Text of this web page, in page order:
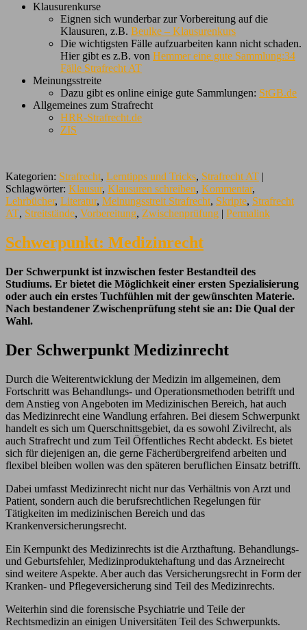
Klausurenkurse
Eignen sich wunderbar zur Vorbereitung auf die
Klausuren, z.B. Beulke – Klausurenkurs
Die wichtigsten Fälle aufzuarbeiten kann nicht schaden.
Hier gibt es z.B. von Hemmer eine gute Sammlung:34
Fälle Strafrecht AT
Meinungsstreite
Dazu gibt es online einige gute Sammlungen: StGB.de
Allgemeines zum Strafrecht
HRR-Strafrecht.de
ZIS
Kategorien: Strafrecht, Lerntipps und Tricks, Strafrecht AT |
Schlagwörter: Klausur, Klausuren schreiben, Kommentar,
Lehrbücher, Literatur, Meinungsstreit Strafrecht, Skripte, Strafrecht
AT, Streitstände, Vorbereitung, Zwischenprüfung | Permalink
Schwerpunkt: Medizinrecht
Der Schwerpunkt ist inzwischen fester Bestandteil des
Studiums. Er bietet die Möglichkeit einer ersten Spezialisierung
oder auch ein erstes Tuchfühlen mit der gewünschten Materie.
Nach bestandener Zwischenprüfung steht sie an: Die Qual der
Wahl.
Der Schwerpunkt Medizinrecht
Durch die Weiterentwicklung der Medizin im allgemeinen, dem
Fortschritt was Behandlungs- und Operationsmethoden betrifft und
dem Anstieg von Angeboten im Medizinischen Bereich, hat auch
das Medizinrecht eine Wandlung erfahren. Bei diesem Schwerpunkt
handelt es sich um Querschnittsgebiet, da es sowohl Zivilrecht, als
auch Strafrecht und zum Teil Öffentliches Recht abdeckt. Es bietet
sich für diejenigen an, die gerne Fächerübergreifend arbeiten und
flexibel bleiben wollen was den späteren beruflichen Einsatz betrifft.
Dabei umfasst Medizinrecht nicht nur das Verhältnis von Arzt und
Patient, sondern auch die berufsrechtlichen Regelungen für
Tätigkeiten im medizinischen Bereich und das
Krankenversicherungsrecht.
Ein Kernpunkt des Medizinrechts ist die Arzthaftung. Behandlungs-
und Geburtsfehler, Medizinproduktehaftung und das Arzneirecht
sind weitere Aspekte. Aber auch das Versicherungsrecht in Form der
Kranken- und Pflegeversicherung sind Teil des Medizinrechts.
Weiterhin sind die forensische Psychiatrie und Teile der
Rechtsmedizin an einigen Universitäten Teil des Schwerpunkts.